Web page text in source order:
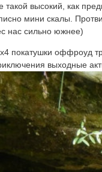
такой высокий, как
мини скалы.
нас сильно южнее)